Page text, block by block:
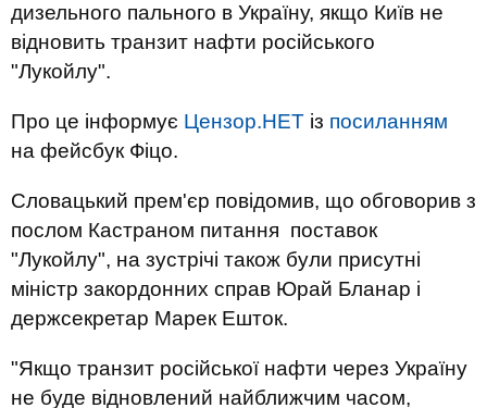
дизельного пального в Україну, якщо Київ не
відновить транзит нафти російського
"Лукойлу".
Про це інформує Цензор.НЕТ із посиланням
на фейсбук Фіцо.
Словацький прем'єр повідомив, що обговорив з
послом Кастраном питання поставок
"Лукойлу", на зустрічі також були присутні
міністр закордонних справ Юрай Бланар і
держсекретар Марек Ешток.
"Якщо транзит російської нафти через Україну
не буде відновлений найближчим часом,